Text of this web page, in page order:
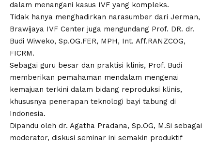
dalam menangani kasus IVF yang kompleks.
Tidak hanya menghadirkan narasumber dari Jerman,
Brawijaya IVF Center juga mengundang Prof. DR. dr.
Budi Wiweko, Sp.OG.FER, MPH, Int. Aff.RANZCOG,
FICRM.
Sebagai guru besar dan praktisi klinis, Prof. Budi
memberikan pemahaman mendalam mengenai
kemajuan terkini dalam bidang reproduksi klinis,
khususnya penerapan teknologi bayi tabung di
Indonesia.
Dipandu oleh dr. Agatha Pradana, Sp.OG, M.Si sebagai
moderator, diskusi seminar ini semakin produktif